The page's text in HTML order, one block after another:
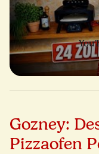
Gozney:
Pizzaofen